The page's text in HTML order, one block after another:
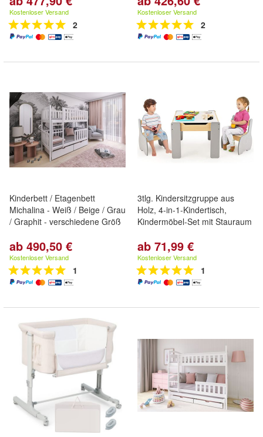
Kostenloser Versand
2
Kostenloser Versand
2
Kinderbett / Etagenbett
Michalina - Weiß / Beige / Grau
/ Graphit - verschiedene Größ
ab 490,50 €
Kostenloser Versand
1
3tlg. Kindersitzgruppe aus
Holz, 4-in-1-Kindertisch,
Kindermöbel-Set mit Stauraum
ab 71,99 €
Kostenloser Versand
1